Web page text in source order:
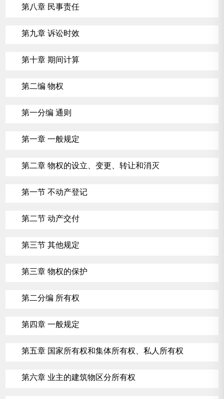
第八章 民事责任
第九章 诉讼时效
第十章 期间计算
第二编 物权
第一分编 通则
第一章 一般规定
第二章 物权的设立、变更、转让和消灭
第一节 不动产登记
第二节 动产交付
第三节 其他规定
第三章 物权的保护
第二分编 所有权
第四章 一般规定
第五章 国家所有权和集体所有权、私人所有权
第六章 业主的建筑物区分所有权